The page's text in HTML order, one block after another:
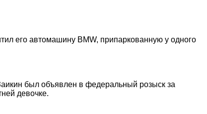
его автомашину BMW, припаркованную у одного
был объявлен в федеральный розыск за
девочке.